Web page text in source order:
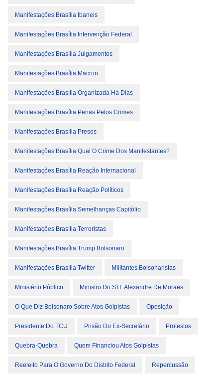
Manifestações Brasília Ibaneis
Manifestações Brasília Intervenção Federal
Manifestações Brasília Julgamentos
Manifestações Brasília Macron
Manifestações Brasília Organizada Há Dias
Manifestações Brasília Penas Pelos Crimes
Manifestações Brasília Presos
Manifestações Brasília Qual O Crime Dos Manifestantes?
Manifestações Brasília Reação Internacional
Manifestações Brasília Reação Políticos
Manifestações Brasília Semelhanças Capitólio
Manifestações Brasília Terroristas
Manifestações Brasília Trump Bolsonaro
Manifestações Brasília Twitter Militantes Bolsonaristas
Ministério Público Ministro Do STF Alexandre De Moraes
O Que Diz Bolsonaro Sobre Atos Golpistas Oposição
Presidente Do TCU Prisão Do Ex-Secretário Protestos
Quebra-Quebra Quem Financiou Atos Golpistas
Reeleito Para O Governo Do Distrito Federal Repercussão